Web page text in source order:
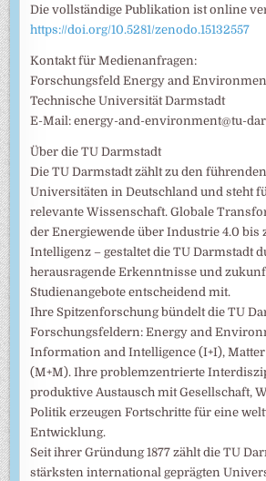
Die vollständige Publikation ist online
https://doi.org/10.5281/zenodo.15132557
Kontakt für Medienanfragen:
Forschungsfeld Energy and
Technische Universität Darmstadt
E-Mail: energy-and-environment@tu-
Über die TU Darmstadt
Die TU Darmstadt zählt zu den
Universitäten in Deutschland und steht
relevante Wissenschaft. Globale
der Energiewende über Industrie 4.0 bis
Intelligenz – gestaltet die TU Darmstadt
herausragende Erkenntnisse und
Studienangebote entscheidend mit.
Ihre Spitzenforschung bündelt die TU
Forschungsfeldern: Energy and
Information and Intelligence (I+I),
(M+M). Ihre problemzentrierte
produktive Austausch mit Gesellschaft,
Politik erzeugen Fortschritte für eine
Entwicklung.
Seit ihrer Gründung 1877 zählt die TU
stärksten international geprägten